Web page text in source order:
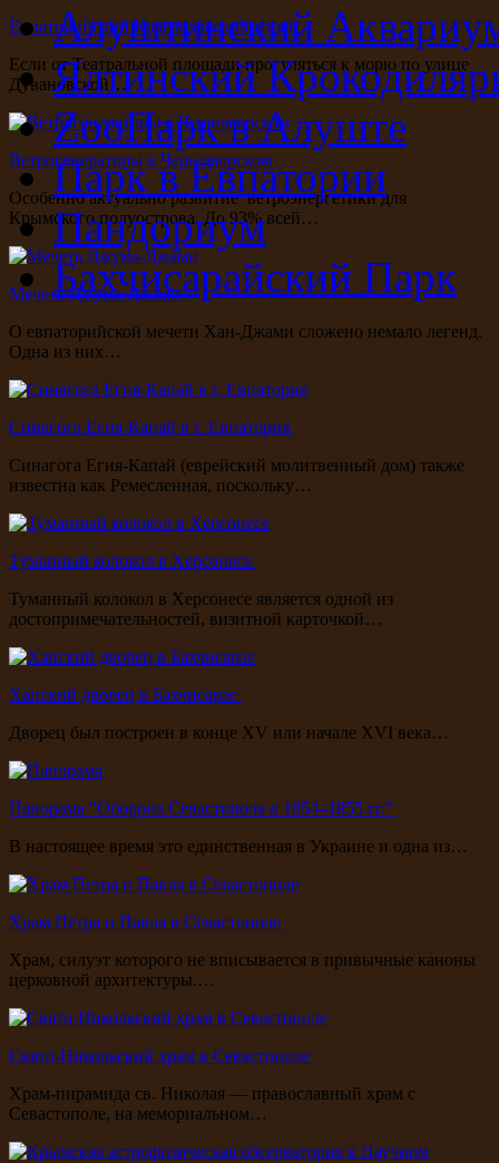
Евпаторийский Краеведческий музей
Если от Театральной площади прогуляться к морю по улице
Дувановской…
Ветрогенераторы в Черноморском
Особенно актуально развитие ветроэнергетики для
Крымского полуострова. До 93% всей…
Мечеть Джума-Джами
О евпаторийской мечети Хан-Джами сложено немало легенд.
Одна из них…
Синагога Егия-Капай в г. Евпатория
Синагога Егия-Капай (еврейский молитвенный дом) также
известна как Ремесленная, поскольку…
Туманный колокол в Херсонесе
Туманный колокол в Херсонесе является одной из
достопримечательностей, визитной карточкой…
Ханский дворец в Бахчисарае
Дворец был построен в конце XV или начале XVI века…
Панорама "Оборона Севастополя в 1854–1855 гг."
В настоящее время это единственная в Украине и одна из…
Храм Петра и Павла в Севастополе
Храм, силуэт которого не вписывается в привычные каноны
церковной архитектуры.…
Свято-Никольский храм в Севастополе
Храм-пирамида св. Николая — православный храм с
Севастополе, на мемориальном…
Алуштинский
Ялтинский
ZooПарк в Алуште
Парк в Евпатории
Пандориум
Бахчисарайский Парк